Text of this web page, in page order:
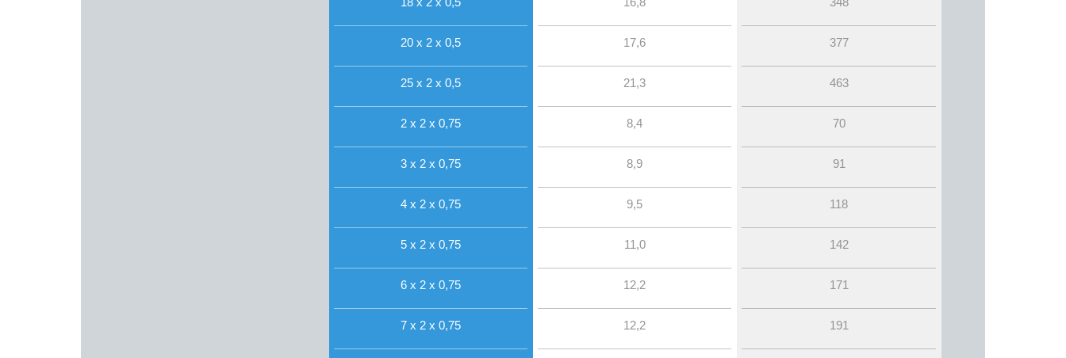
20 x 2 x 0,5 17,6 377
25 x 2 x 0,5 21,3 463
2 x 2 x 0,75 8,4 70
3 x 2 x 0,75 8,9 91
4 x 2 x 0,75 9,5 118
5 x 2 x 0,75 11,0 142
6 x 2 x 0,75 12,2 171
7 x 2 x 0,75 12,2 191